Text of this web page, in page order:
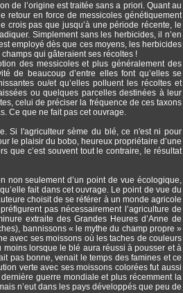
de l’origine est traitée sans a priori. Quant au
retour en force de messicoles génétiquement
crois pas que jusqu’à une période récente, le
Simplement sans les herbicides, il n’en
employé dès que ces moyens, les herbicides
qui gâteraient ses récoltes !
des messicoles et plus généralement des
de beaucoup d’entre elles font qu’elles se
ou/et qu’elles polluent les récoltes et
ou quelques parcelles destinées à leur
celui de préciser la fréquence de ces taxons
Ce que ne fait pas cet ouvrage.
Si l'agriculteur sème du blé, ce n'est ni pour
le plaisir du bobo, heureux propriétaire d’une
que c’est souvent tout le contraire, le résultat
non seulement d’un point de vue écologique,
fait dans cet ouvrage. Le point de vue du
choisit de se référer à un monde agricole
pas nécessairement l’agriculture de
extraite des Grandes Heures d’Anne de
bannissons « le mythe du champ propre »
avec ses moissons où les taches de couleurs
lorsque le blé aura réussi à pousser et à
pas bonne, venait le temps des famines et ce
verte avec ses moissons colorées fut aussi
guerre mondiale et plus récemment la
n’eut dans les pays développés que peu de